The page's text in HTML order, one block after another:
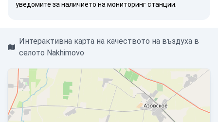
уведомите за наличието на мониторинг станции.
Интерактивна карта на качеството на въздуха в
селото Nakhimovo